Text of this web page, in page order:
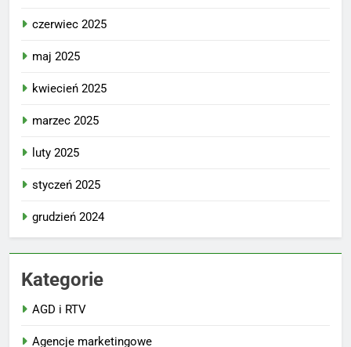
czerwiec 2025
maj 2025
kwiecień 2025
marzec 2025
luty 2025
styczeń 2025
grudzień 2024
Kategorie
AGD i RTV
Agencje marketingowe